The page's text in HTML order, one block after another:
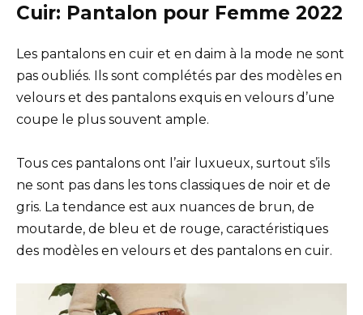
Cuir: Pantalon pour Femme 2022
Les pantalons en cuir et en daim à la mode ne sont
pas oubliés. Ils sont complétés par des modèles en
velours et des pantalons exquis en velours d’une
coupe le plus souvent ample.
Tous ces pantalons ont l’air luxueux, surtout s’ils
ne sont pas dans les tons classiques de noir et de
gris. La tendance est aux nuances de brun, de
moutarde, de bleu et de rouge, caractéristiques
des modèles en velours et des pantalons en cuir.